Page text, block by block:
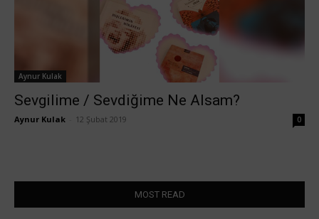
Aynur Kulak
Sevgilime / Sevdiğime Ne Alsam?
Aynur Kulak 12 Şubat 2019 0
MOST READ